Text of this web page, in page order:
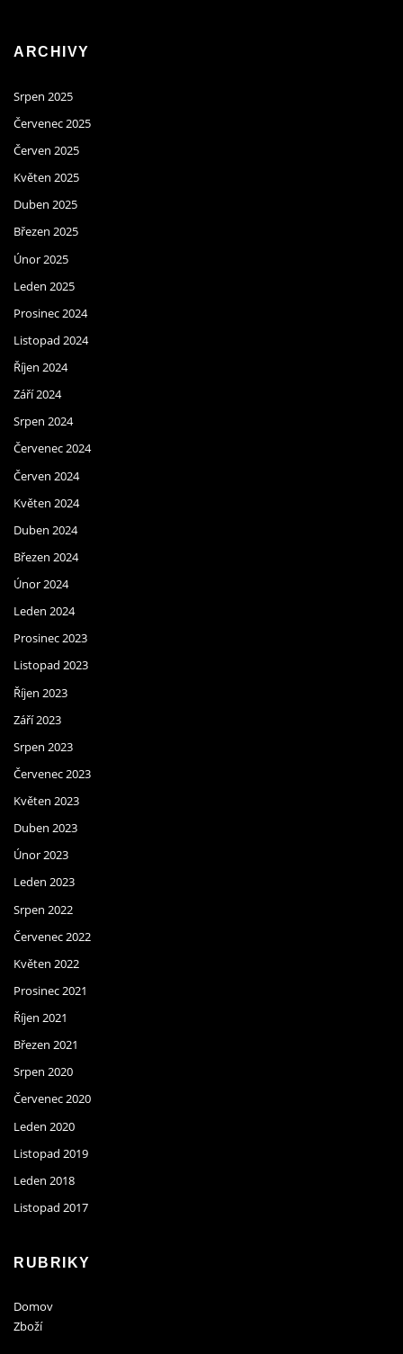
ARCHIVY
Srpen 2025
Červenec 2025
Červen 2025
Květen 2025
Duben 2025
Březen 2025
Únor 2025
Leden 2025
Prosinec 2024
Listopad 2024
Říjen 2024
Září 2024
Srpen 2024
Červenec 2024
Červen 2024
Květen 2024
Duben 2024
Březen 2024
Únor 2024
Leden 2024
Prosinec 2023
Listopad 2023
Říjen 2023
Září 2023
Srpen 2023
Červenec 2023
Květen 2023
Duben 2023
Únor 2023
Leden 2023
Srpen 2022
Červenec 2022
Květen 2022
Prosinec 2021
Říjen 2021
Březen 2021
Srpen 2020
Červenec 2020
Leden 2020
Listopad 2019
Leden 2018
Listopad 2017
RUBRIKY
Domov
Zboží